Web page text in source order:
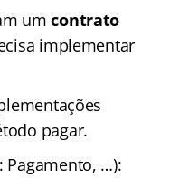
umcontrato
implementar
pagar.
Pagamento, …):